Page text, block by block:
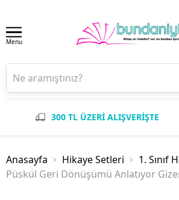
Menu
300 TL ÜZERİ ALIŞVERİŞTE
Anasayfa Hikaye Setleri
1. Sınıf
Püskül Geri Dönüşümü Anlatıyor